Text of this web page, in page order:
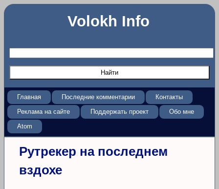
Volokh Info
Главная Последние комментарии
Контакты
Реклама на сайте
Поддержать проект
Обо мне
Atom
Рутрекер на последнем
вздохе